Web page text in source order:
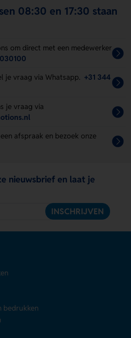
08:30 en 17:30 staan
om direct met een medewerker
je vraag via Whatsapp. +31 344
je vraag via
afspraak en bezoek onze
nieuwsbrief en laat je
INSCHRIJVEN
bedrukken